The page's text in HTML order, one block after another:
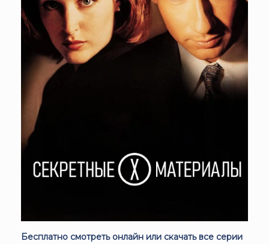
Бесплатно смотреть онлайн или скачать все серии